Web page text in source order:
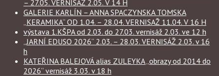
– 27.05. VERNISÁŽ 2.05. V 14 H
GALERIE KARLÍN – ANNA SPACZYNSKA TOMSKA
„KERAMIKA“ OD 1.04. – 28.04. VERNISAŽ 11.04. V 16 H
výstava 1.KŠPA od 2.03. do 27.03. vernisáž 2.03. ve 12 h
„JARNÍ EDUSO 2026“ 2.03. – 28.03. VERNISÁŽ 2.03. v 16
h
KATEŘINA BALEJOVÁ alias ZULEYKA „obrazy od 2014 do
2026“ vernisáž 3.03. v 18 h